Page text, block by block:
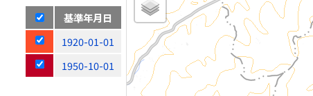
基準年月日
1920-01-01
1950-10-01